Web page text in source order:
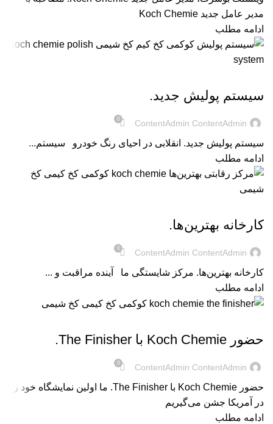
مدیر عامل جدید Koch Chemie
ادامه مطلب
سیستم پولیش جدید.
ContentAdmin ContentAdmin
0
سیستم پولیش جدید. انقلابی در احیای رنگ خودرو سیستم...
ادامه مطلب
کارخانه بهترین‌ها.
ContentAdmin ContentAdmin
0
کارخانه بهترین‌ها. مرکز شایستگی ما آینده مراقبت و ...
ادامه مطلب
حضور Koch Chemie با The Finisher.
ContentAdmin ContentAdmin
0
حضور Koch Chemie با The Finisher. ما اولین نمایشگاه خود را
در آمریکا جشن می‌گیریم
ادامه مطلب